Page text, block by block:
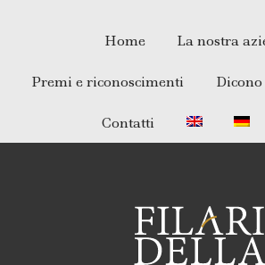
Home La nostra
Premi e riconoscimenti
Contatti